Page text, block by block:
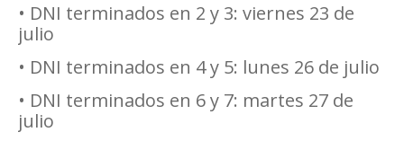
• DNI terminados en 2 y 3: viernes 23 de
julio
• DNI terminados en 4 y 5: lunes 26 de julio
• DNI terminados en 6 y 7: martes 27 de
julio